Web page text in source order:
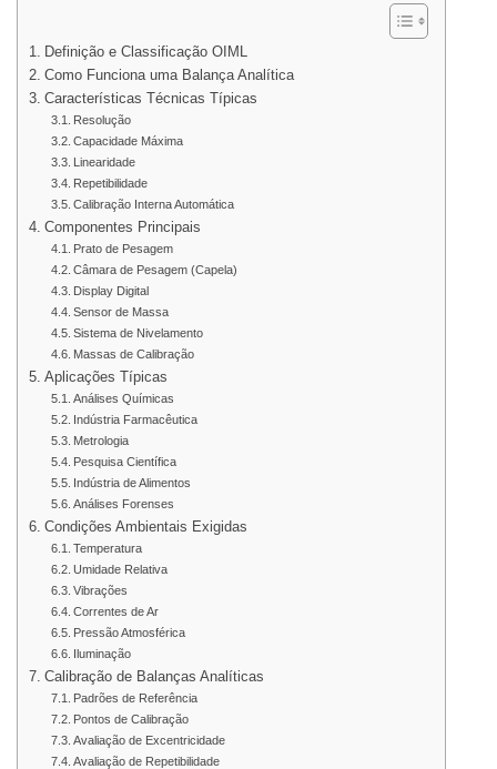
Definição e Classificação OIML
Como Funciona uma Balança Analítica
Características Técnicas Típicas
Resolução
Capacidade Máxima
Linearidade
Repetibilidade
Calibração Interna Automática
Componentes Principais
Prato de Pesagem
Câmara de Pesagem (Capela)
Display Digital
Sensor de Massa
Sistema de Nivelamento
Massas de Calibração
Aplicações Típicas
Análises Químicas
Indústria Farmacêutica
Metrologia
Pesquisa Científica
Indústria de Alimentos
Análises Forenses
Condições Ambientais Exigidas
Temperatura
Umidade Relativa
Vibrações
Correntes de Ar
Pressão Atmosférica
Iluminação
Calibração de Balanças Analíticas
Padrões de Referência
Pontos de Calibração
Avaliação de Excentricidade
Avaliação de Repetibilidade